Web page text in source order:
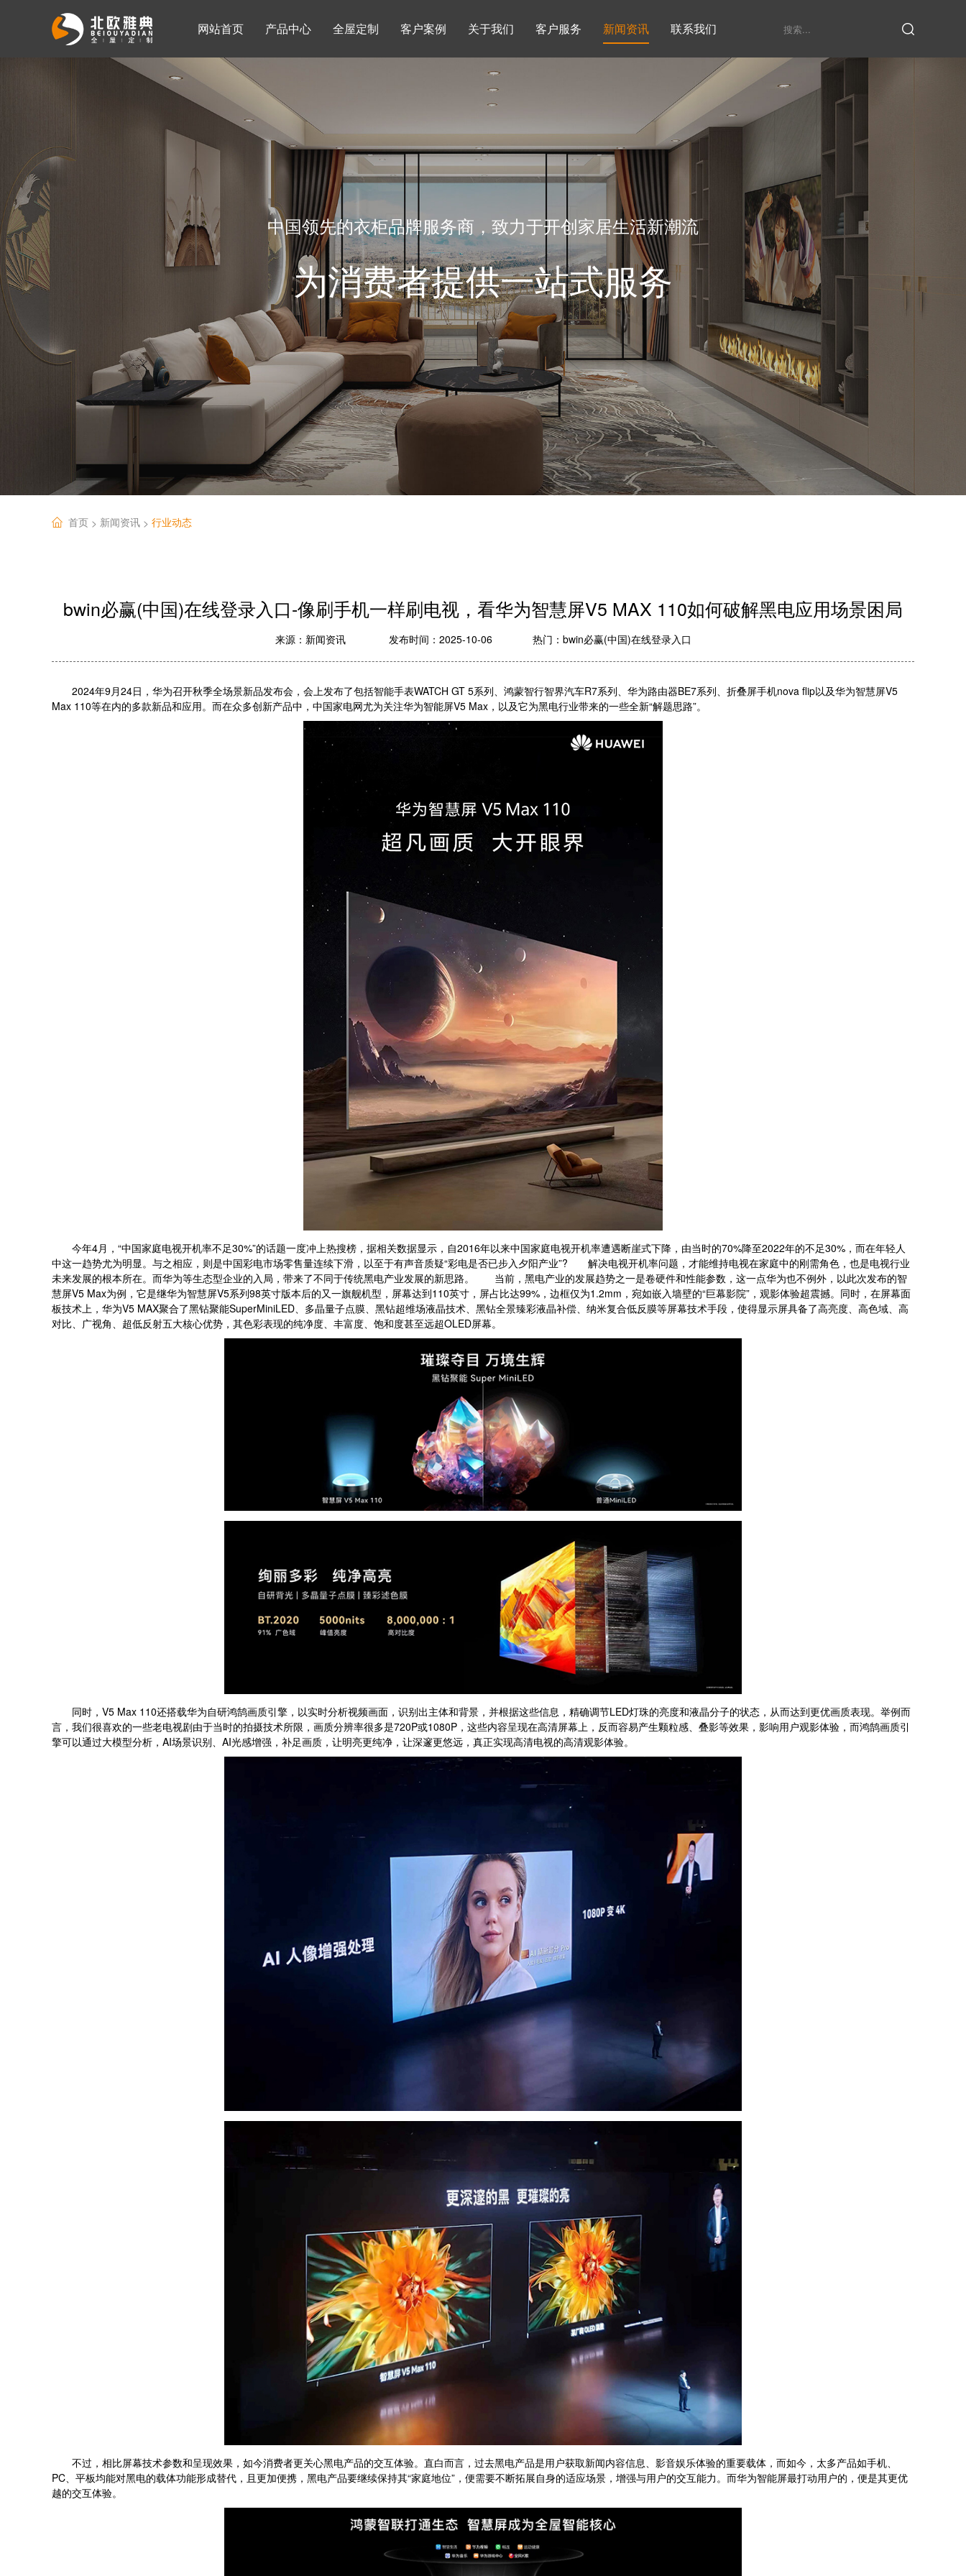
网站首页 产品中心
衣帽间
全屋定制 客户案例
书柜系列 酒柜系列 鞋柜系列
关于我们
公司简介 发展历程
客户服务 新闻资讯
公司新闻 家具定制厂家
联系我们
中国领先的衣柜品牌服务商，致力于开创家居生活新潮流
为消费者提供一站式服务
首页 > 新闻资讯 > 行业动态
bwin必赢(中国)在线登录入口-像刷手机一样刷电视，看华为智慧屏V5 MAX 110如何破解黑电应用场景困局
来源： 新闻资讯 发布时间：2025-10-06 热门： bwin必赢(中国)在线登录入口
2024年9月24日，华为召开秋季全场景新品发布会，会上发布了包括智能手表WATCH GT 5系列、鸿蒙智行智界汽车R7系列、华为路由器BE7系列、折叠屏手机nova flip以及华为智慧屏V5
Max 110等在内的多款新品和应用。而在众多创新产品中，中国家电网尤为关注华为智能屏V5 Max，以及它为黑电行业带来的一些全新“解题思路”。
今年4月，“中国家庭电视开机率不足30%”的话题一度冲上热搜榜，据相关数据显示，自2016年以来中国家庭电视开机率遭遇断崖式下降，由当时的70%降至2022年的不足30%，而在年轻人
中这一趋势尤为明显。与之相应，则是中国彩电市场零售量连续下滑，以至于有声音质疑“彩电是否已步入夕阳产业”? 解决电视开机率问题，才能维持电视在家庭中的刚需角色，也是电视行业
未来发展的根本所在。而华为等生态型企业的入局，带来了不同于传统黑电产业发展的新思路。 当前，黑电产业的发展趋势之一是卷硬件和性能参数，这一点华为也不例外，以此次发布的智
慧屏V5 Max为例，它是继华为智慧屏V5系列98英寸版本后的又一旗舰机型，屏幕达到110英寸，屏占比达99%，边框仅为1.2mm，宛如嵌入墙壁的“巨幕影院”，观影体验超震撼。同时，在屏幕面
板技术上，华为V5 MAX聚合了黑钻聚能SuperMiniLED、多晶量子点膜、黑钻超维场液晶技术、黑钻全景臻彩液晶补偿、纳米复合低反膜等屏幕技术手段，使得显示屏具备了高亮度、高色域、高
对比、广视角、超低反射五大核心优势，其色彩表现的纯净度、丰富度、饱和度甚至远超OLED屏幕。
同时，V5 Max 110还搭载华为自研鸿鹄画质引擎，以实时分析视频画面，识别出主体和背景，并根据这些信息，精确调节LED灯珠的亮度和液晶分子的状态，从而达到更优画质表现。举例而
言，我们很喜欢的一些老电视剧由于当时的拍摄技术所限，画质分辨率很多是720P或1080P，这些内容呈现在高清屏幕上，反而容易产生颗粒感、叠影等效果，影响用户观影体验，而鸿鹄画质引
擎可以通过大模型分析，AI场景识别、AI光感增强，补足画质，让明亮更纯净，让深邃更悠远，真正实现高清电视的高清观影体验。
不过，相比屏幕技术参数和呈现效果，如今消费者更关心黑电产品的交互体验。直白而言，过去黑电产品是用户获取新闻内容信息、影音娱乐体验的重要载体，而如今，太多产品如手机、
PC、平板均能对黑电的载体功能形成替代，且更加便携，黑电产品要继续保持其“家庭地位”，便需要不断拓展自身的适应场景，增强与用户的交互能力。而华为智能屏最打动用户的，便是其更优
越的交互体验。